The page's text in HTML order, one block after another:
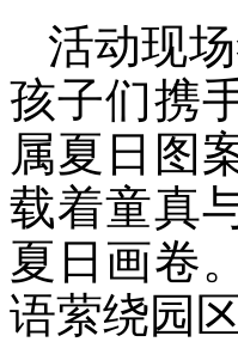
活动现
孩子们携
属夏日图
载着童真
夏日画卷
语萦绕园区